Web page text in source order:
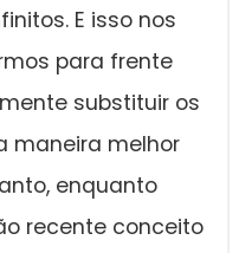
E isso nos
para frente
substituir os
maneira melhor
enquanto
recente conceito